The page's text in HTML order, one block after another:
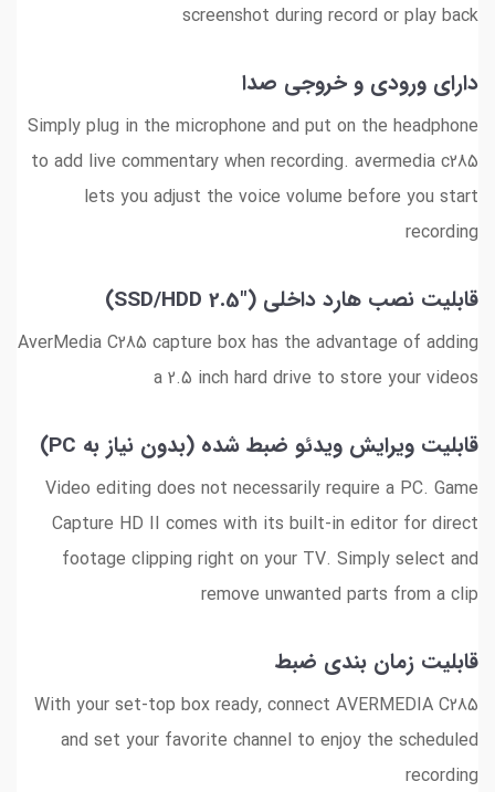
screenshot during record or play back
دارای ورودی و خروجی صدا
Simply plug in the microphone and put on the headphone
to add live commentary when recording. avermedia c285
lets you adjust the voice volume before you start
recording
قابلیت نصب هارد داخلی ("SSD/HDD 2.5)
AverMedia C285 capture box has the advantage of adding
a 2.5 inch hard drive to store your videos
قابلیت ویرایش ویدئو ضبط شده (بدون نیاز به PC)
Video editing does not necessarily require a PC. Game
Capture HD II comes with its built-in editor for direct
footage clipping right on your TV. Simply select and
remove unwanted parts from a clip
قابلیت زمان بندی ضبط
With your set-top box ready, connect AVERMEDIA C285
and set your favorite channel to enjoy the scheduled
recording